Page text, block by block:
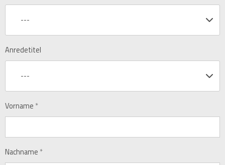
---
Anredetitel
---
Vorname *
Nachname *